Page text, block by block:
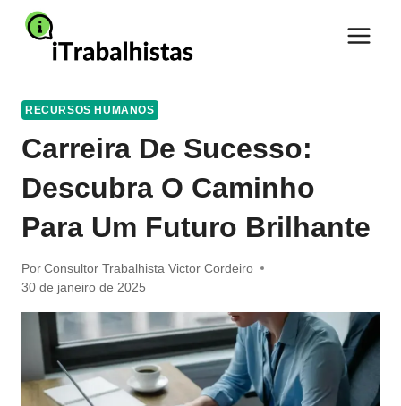
Pular
para
RECURSOS HUMANOS
Carreira De Sucesso:
Descubra O Caminho
Para Um Futuro Brilhante
Por Consultor Trabalhista Victor Cordeiro
30 de janeiro de 2025